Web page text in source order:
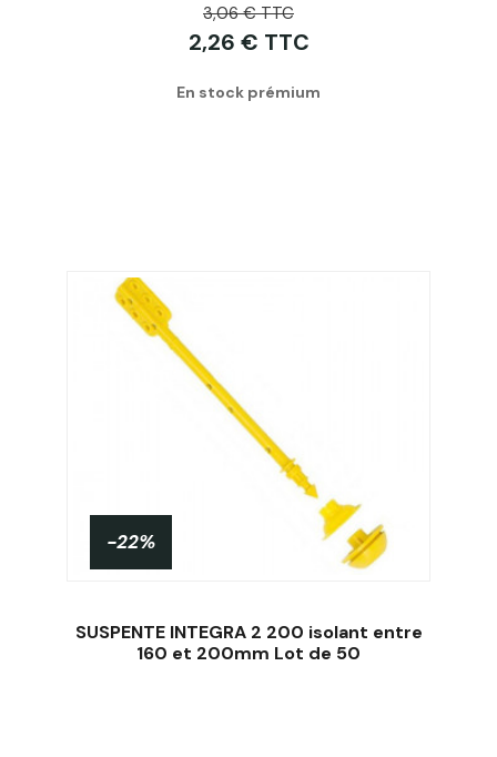
3,06 € TTC
2,26 € TTC
En stock prémium
-22%
SUSPENTE INTEGRA 2 200 isolant entre
160 et 200mm Lot de 50